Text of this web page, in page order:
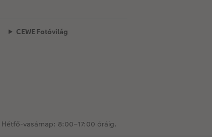
CEWE Fotóvilág
Hétfő-vasárnap: 8:00–17:00 óráig.